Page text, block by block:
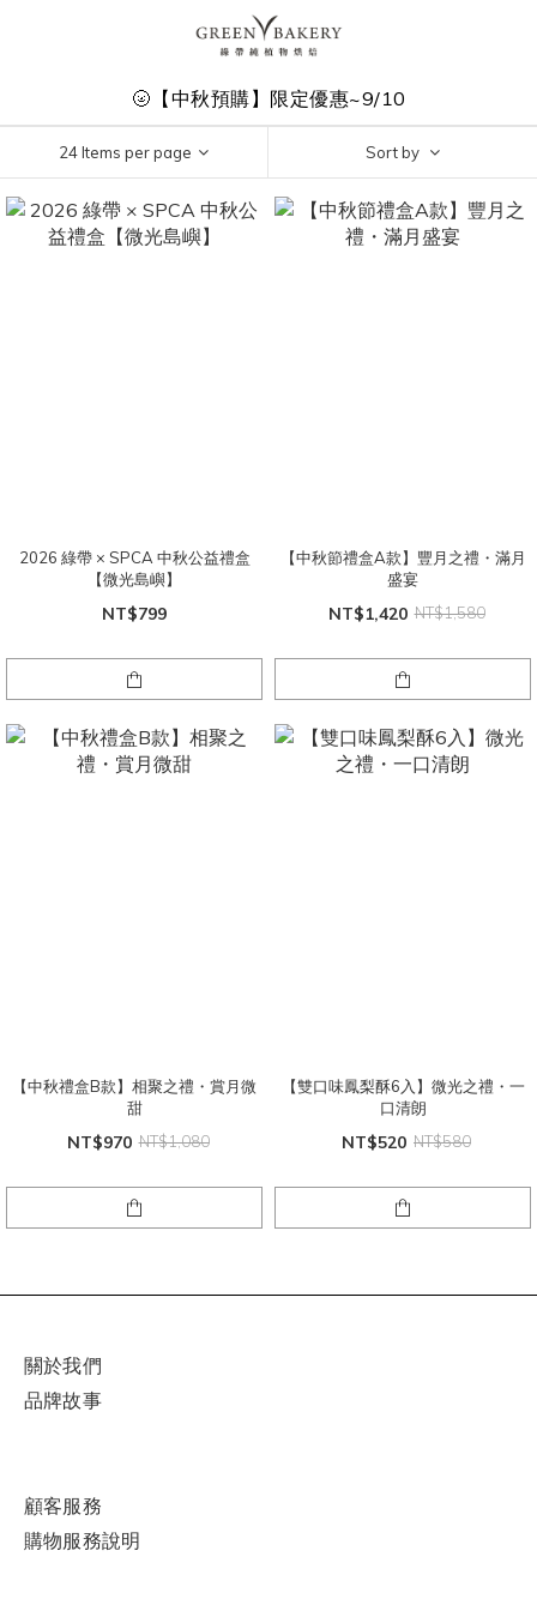
🌝【中秋預購】限定優惠~9/10
24 Items per page Sort by
2026 綠帶 × SPCA 中秋公益禮盒
【微光島嶼】
NT$799
【中秋節禮盒A款】豐月之禮・滿月
盛宴
NT$1,420 NT$1,580
【中秋禮盒B款】相聚之禮・賞月微
甜
NT$970 NT$1,080
【雙口味鳳梨酥6入】微光之禮・一
口清朗
NT$520 NT$580
關於我們
品牌故事
顧客服務
購物服務說明